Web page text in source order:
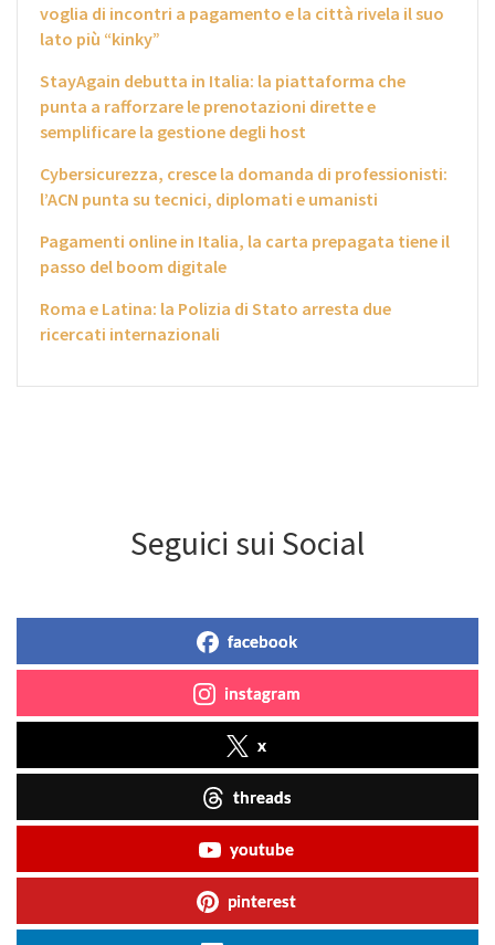
voglia di incontri a pagamento e la città rivela il suo
lato più “kinky”
StayAgain debutta in Italia: la piattaforma che
punta a rafforzare le prenotazioni dirette e
semplificare la gestione degli host
Cybersicurezza, cresce la domanda di professionisti:
l’ACN punta su tecnici, diplomati e umanisti
Pagamenti online in Italia, la carta prepagata tiene il
passo del boom digitale
Roma e Latina: la Polizia di Stato arresta due
ricercati internazionali
Seguici sui Social
facebook
instagram
x
threads
youtube
pinterest